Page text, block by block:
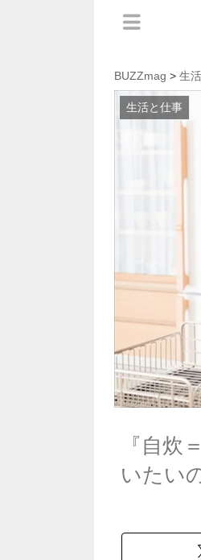
BUZZmag > 生
生活と仕事
『自炊
いたい